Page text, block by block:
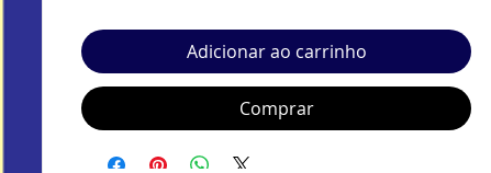
Adicionar ao carrinho
Comprar